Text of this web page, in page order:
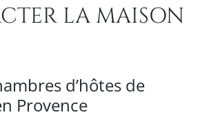
LA MAISON
d’hôtes de
Provence